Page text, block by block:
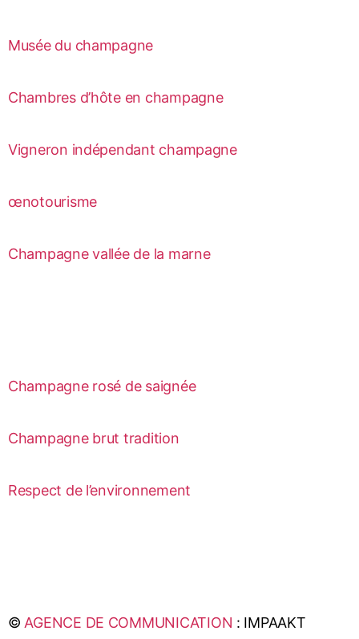
Musée du champagne
Chambres d’hôte en champagne
Vigneron indépendant champagne
œnotourisme
Champagne vallée de la marne
Champagne rosé de saignée
Champagne brut tradition
Respect de l’environnement
©AGENCE DE COMMUNICATION : IMPAAKT